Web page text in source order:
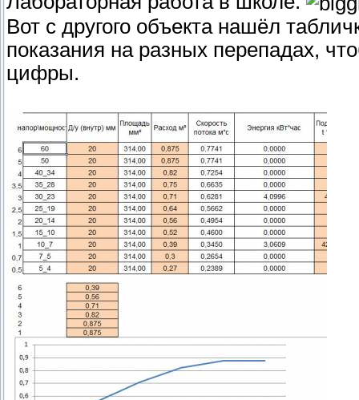
Вот с другого объекта нашёл
показания на разных перепадах,
цифры.